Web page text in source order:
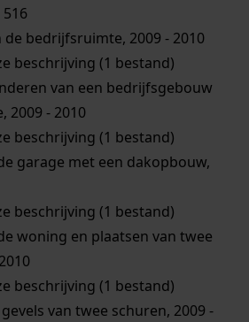
bedrijfsruimte, 2009 - 2010
beschrijving (1 bestand)
van een bedrijfsgebouw
2009 - 2010
beschrijving (1 bestand)
garage met een dakopbouw,
beschrijving (1 bestand)
woning en plaatsen van twee
beschrijving (1 bestand)
van twee schuren, 2009 -